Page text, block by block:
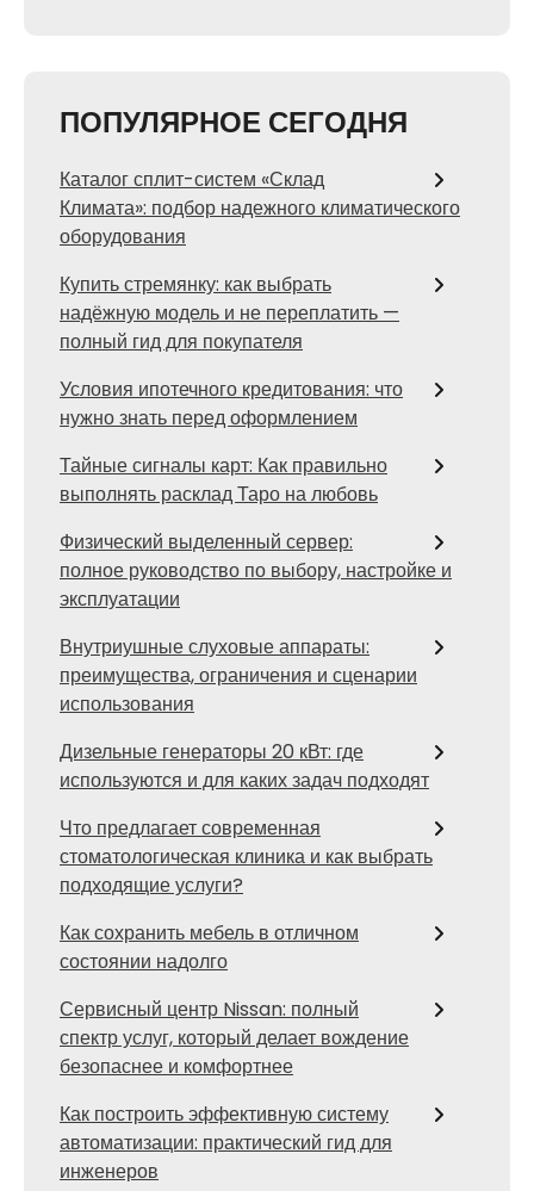
ПОПУЛЯРНОЕ СЕГОДНЯ
Каталог сплит-систем «Склад
Климата»: подбор надежного климатического
оборудования
Купить стремянку: как выбрать
надёжную модель и не переплатить —
полный гид для покупателя
Условия ипотечного кредитования: что
нужно знать перед оформлением
Тайные сигналы карт: Как правильно
выполнять расклад Таро на любовь
Физический выделенный сервер:
полное руководство по выбору, настройке и
эксплуатации
Внутриушные слуховые аппараты:
преимущества, ограничения и сценарии
использования
Дизельные генераторы 20 кВт: где
используются и для каких задач подходят
Что предлагает современная
стоматологическая клиника и как выбрать
подходящие услуги?
Как сохранить мебель в отличном
состоянии надолго
Сервисный центр Nissan: полный
спектр услуг, который делает вождение
безопаснее и комфортнее
Как построить эффективную систему
автоматизации: практический гид для
инженеров